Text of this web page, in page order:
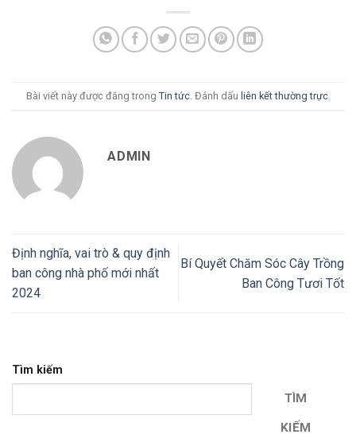
Bài viết này được đăng trong Tin tức. Đánh dấu liên kết thường trực.
ADMIN
Định nghĩa, vai trò & quy định
ban công nhà phố mới nhất
2024
Bí Quyết Chăm Sóc Cây Trồng
Ban Công Tươi Tốt
Tìm kiếm
TÌM
KIẾM